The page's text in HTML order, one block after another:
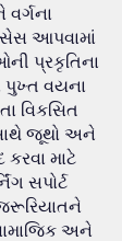
વર્ગના
આપવામાં
પ્રકૃતિના
પુખ્ત વયના
વિકસિત
જૂથો અને
માટે
સપોર્ટ
જરૂરિયાતને
અને